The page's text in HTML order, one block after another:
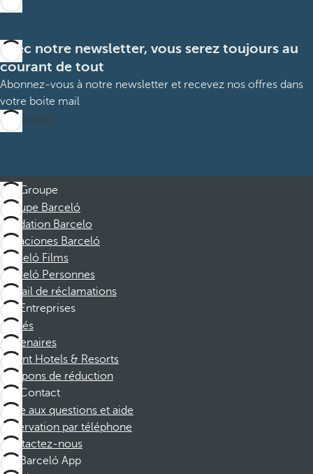
Avec notre newsletter, vous serez toujours au
courant de tout
Abonnez-vous à notre newsletter et recevez nos offres dans
votre boite mail
M’abonner
Groupe
Groupe Barceló
Fondation Barcelo
Vacaciones Barceló
Barceló Films
Barceló Personnes
Portail de réclamations
Entreprises
Affiliés
Partenaires
Dorint Hotels & Resorts
Coupons de réduction
Contact
Foire aux questions et aide
Réservation par téléphone
Contactez-nous
Barceló App